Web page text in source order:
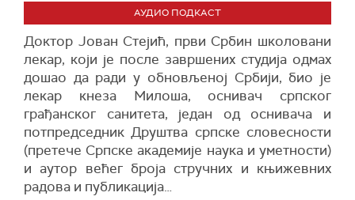
АУДИО ПОДКАСТ
Доктор Јован Стејић, први Србин школовани
лекар, који је после завршених студија одмах
дошао да ради у обновљеној Србији, био је
лекар кнеза Милоша, оснивач српског
грађанског санитета, један од оснивача и
потпредседник Друштва српске словесности
(претече Српске академије наука и уметности)
и аутор већег броја стручних и књижевних
радова и публикација…